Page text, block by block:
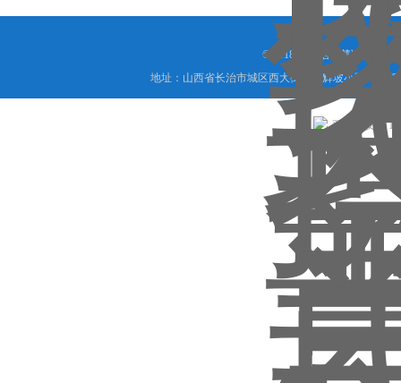
© 2018 山西信伟慧诚科技有
地址：山西省长治市城区西大街下梅辉坡小区8号写
晋公网安备